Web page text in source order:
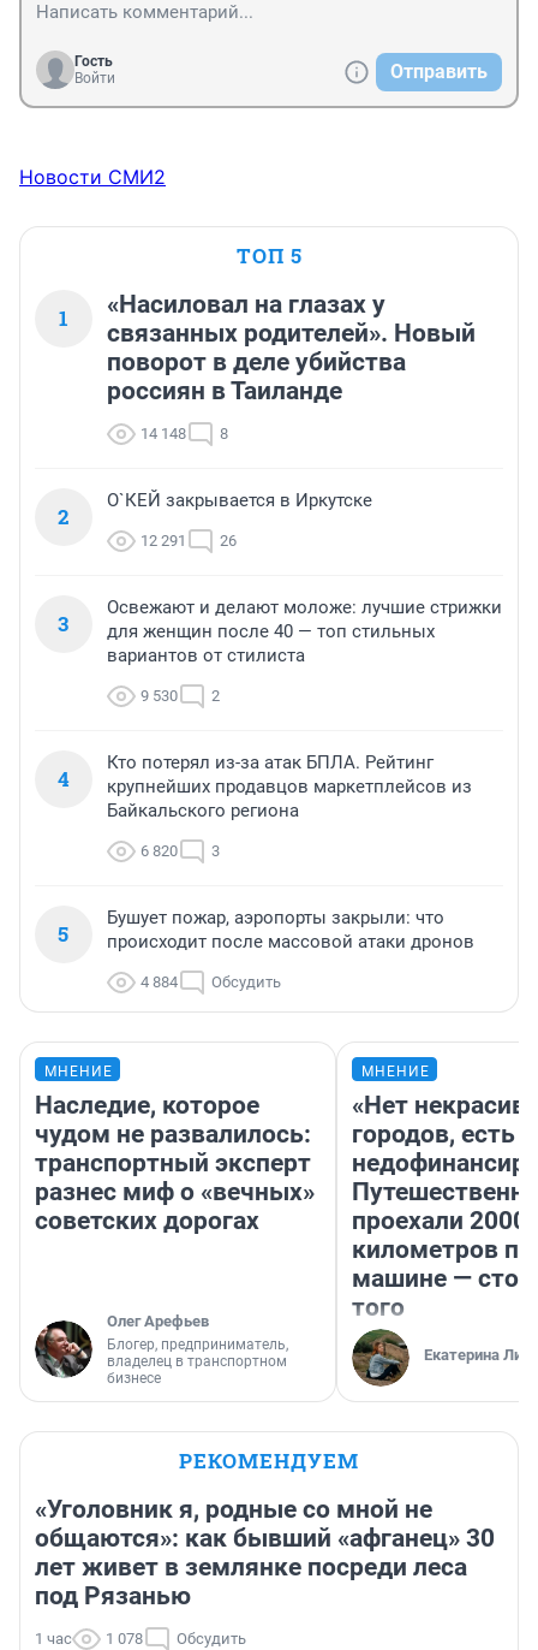
Гость
Войти
Отправить
Новости СМИ2
ТОП 5
1
«Насиловал на глазах у
связанных родителей». Новый
поворот в деле убийства
россиян в Таиланде
14 148 8
2
О`КЕЙ закрывается в Иркутске
12 291 26
3
Освежают и делают моложе: лучшие стрижки
для женщин после 40 — топ стильных
вариантов от стилиста
9 530 2
4
Кто потерял из-за атак БПЛА. Рейтинг
крупнейших продавцов маркетплейсов из
Байкальского региона
6 820 3
5
Бушует пожар, аэропорты закрыли: что
происходит после массовой атаки дронов
4 884 Обсудить
МНЕНИЕ
Наследие, которое
чудом не развалилось:
транспортный эксперт
разнес миф о «вечных»
советских дорогах
Олег Арефьев
Блогер, предприниматель,
владелец в транспортном
бизнесе
МНЕНИЕ
«Нет
городов, есть
проехали 2000
километров по
машине —
того
Екатерина
РЕКОМЕНДУЕМ
«Уголовник я, родные со мной не
общаются»: как бывший «афганец» 30
лет живет в землянке посреди леса
под Рязанью
1 час 1 078 Обсудить